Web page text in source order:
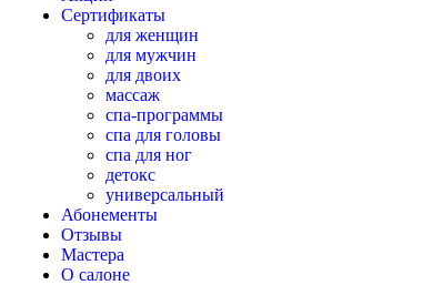
Сертификаты
для женщин
для мужчин
для двоих
массаж
спа-программы
спа для головы
спа для ног
детокс
универсальный
Абонементы
Отзывы
Мастера
О салоне